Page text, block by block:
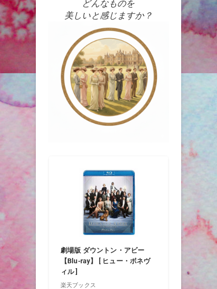
どんなものを
美しいと感じますか？
劇場版 ダウントン・アビー
【Blu-ray】 [ ヒュー・ボネヴ
ィル ]
楽天ブックス